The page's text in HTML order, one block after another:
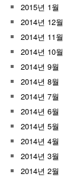
2015년 1월
2014년 12월
2014년 11월
2014년 10월
2014년 9월
2014년 8월
2014년 7월
2014년 6월
2014년 5월
2014년 4월
2014년 3월
2014년 2월